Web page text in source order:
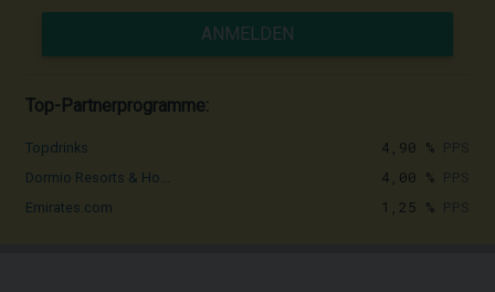
ANMELDEN
Top-Partnerprogramme:
Topdrinks 4,90 %
Dormio Resorts & Ho... 4,00 %
Emirates.com 1,25 %